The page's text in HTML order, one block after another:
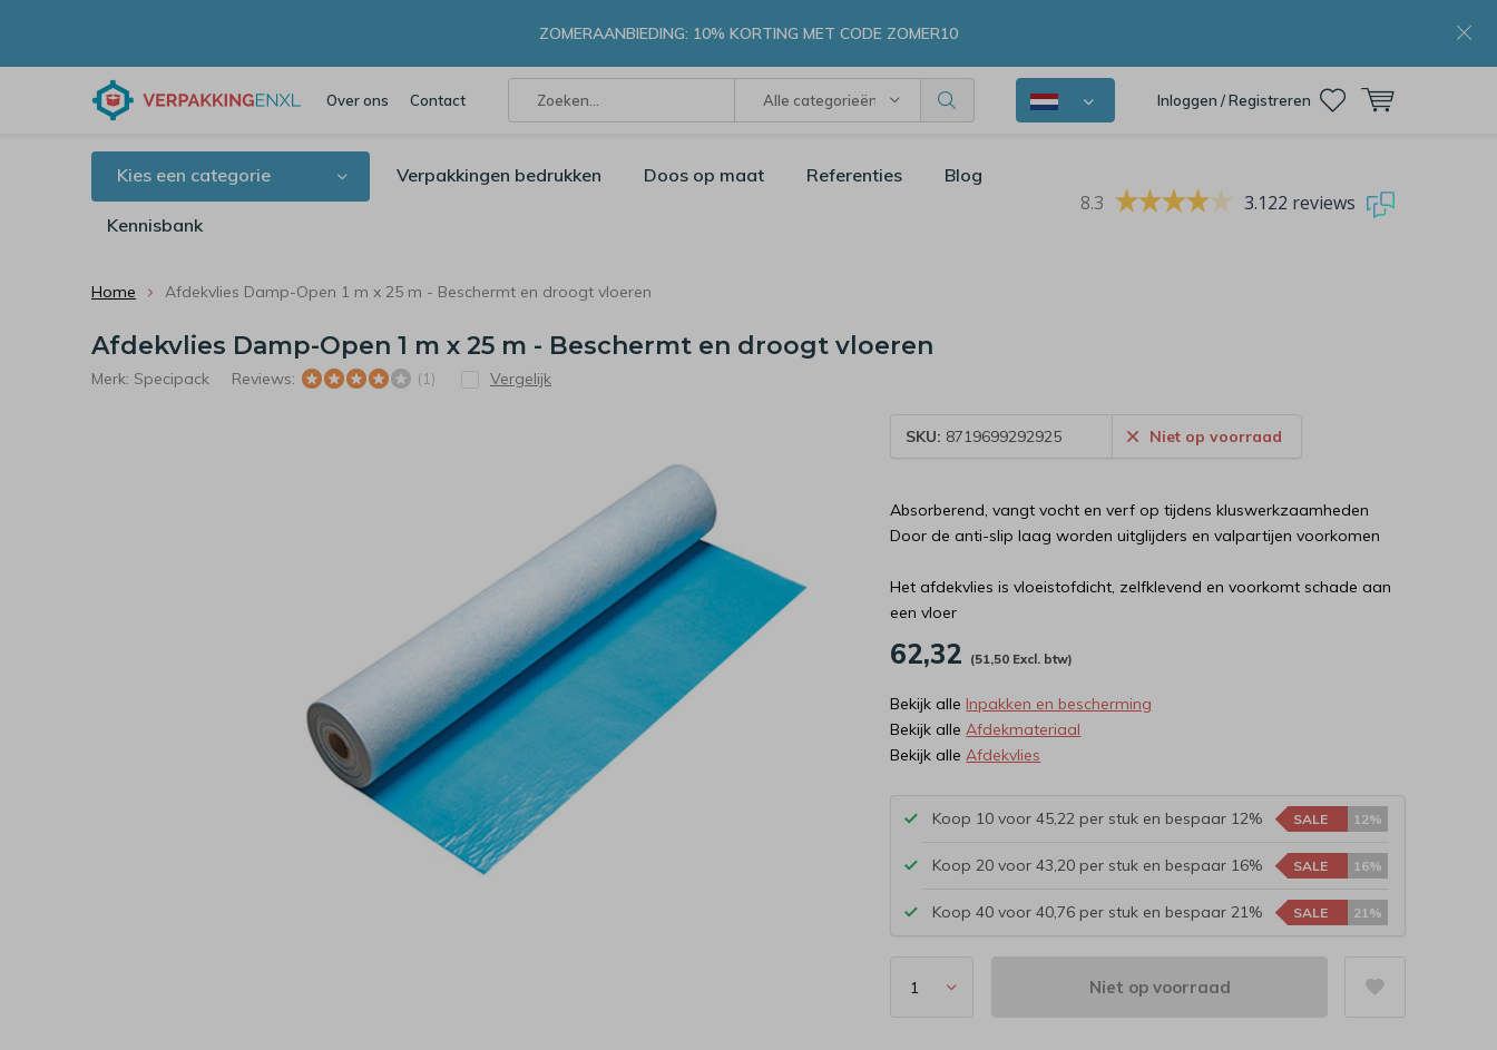
Over ons Contact Alle categorieën Inloggen / Registreren
ZOMERAANBIEDING: 10% KORTING MET CODE ZOMER10
Kies een categorie Verpakkingen bedrukken Doos op maat Referenties Blog
Kennisbank
8.3 3.122 reviews
Home Afdekvlies Damp-Open 1 m x 25 m - Beschermt en droogt vloeren
Afdekvlies Damp-Open 1 m x 25 m - Beschermt en droogt vloeren
Merk: Specipack Reviews: (1) Vergelijk
SKU: 8719699292925 Niet op voorraad
Absorberend, vangt vocht en verf op tijdens kluswerkzaamheden
Door de anti-slip laag worden uitglijders en valpartijen voorkomen
Het afdekvlies is vloeistofdicht, zelfklevend en voorkomt schade aan
een vloer
62,32 (51,50 Excl. btw)
Bekijk alle Inpakken en bescherming
Bekijk alleAfdekmateriaal
Bekijk alleAfdekvlies
Koop 10 voor 45,22 per stuk en bespaar 12% SALE 12%
Koop 20 voor 43,20 per stuk en bespaar 16% SALE 16%
Koop 40 voor 40,76 per stuk en bespaar 21% SALE 21%
Niet op voorraad